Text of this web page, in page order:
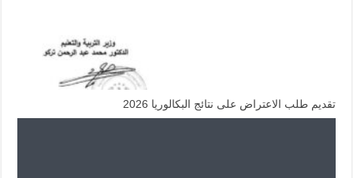
تقديم طلب الاعتراض على نتائج البكالوريا 2026